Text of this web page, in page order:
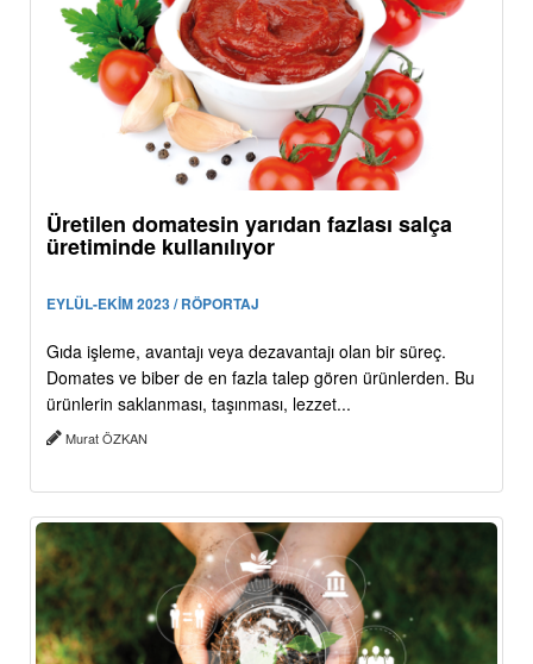
Üretilen domatesin yarıdan fazlası salça
üretiminde kullanılıyor
EYLÜL-EKİM 2023 / RÖPORTAJ
Gıda işleme, avantajı veya dezavantajı olan bir süreç.
Domates ve biber de en fazla talep gören ürünlerden. Bu
ürünlerin saklanması, taşınması, lezzet...
Murat ÖZKAN